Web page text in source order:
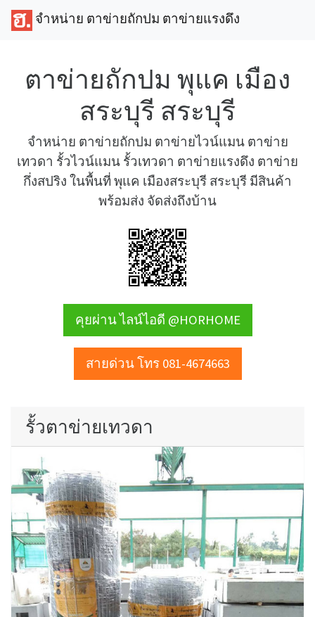
จำหน่าย ตาข่ายถักปม ตาข่ายแรงดึง
ตาข่ายถักปม พุแค เมือง
สระบุรี สระบุรี
จำหน่าย ตาข่ายถักปม ตาข่ายไวน์แมน ตาข่าย
เทวดา รั้วไวน์แมน รั้วเทวดา ตาข่ายแรงดึง ตาข่าย
กึ่งสปริง ในพื้นที่ พุแค เมืองสระบุรี สระบุรี มีสินค้า
พร้อมส่ง จัดส่งถึงบ้าน
คุยผ่าน ไลน์ไอดี @HORHOME
สายด่วน โทร 081-4674663
รั้วตาข่ายเทวดา